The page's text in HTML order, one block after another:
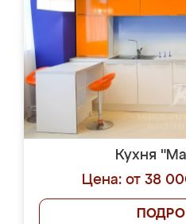
Кухня
Цена: от 38